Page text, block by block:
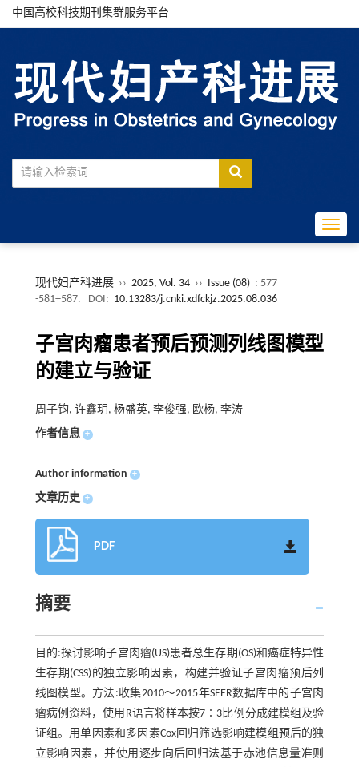
中国高校科技期刊集群服务平台
现代妇产科进展 ›› 2025, Vol. 34 ›› Issue (08) : 577
-581+587.
DOI: 10.13283/j.cnki.xdfckjz.2025.08.036
子宫肉瘤患者预后预测列线图模型
的建立与验证
周子钧, 许鑫玥, 杨盛英, 李俊强, 欧杨, 李涛
作者信息 +
Author information +
文章历史 +
PDF
摘要
目的:探讨影响子宫肉瘤(US)患者总生存期(OS)和癌症特异性
生存期(CSS)的独立影响因素，构建并验证子宫肉瘤预后列
线图模型。方法:收集2010～2015年SEER数据库中的子宫肉
瘤病例资料，使用R语言将样本按7∶3比例分成建模组及验
证组。用单因素和多因素Cox回归筛选影响建模组预后的独
立影响因素，并使用逐步向后回归法基于赤池信息量准则